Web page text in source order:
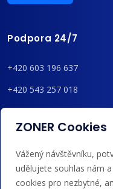
Podpora 24/7
+420 603 196 637
+420 543 257 018
admin@regzone.cz
Akceptujeme platby
bankovním převodem
ZONER Cookies
Vážený návštěvníku,
udělujete souhlas nám
cookies pro nezbytné,